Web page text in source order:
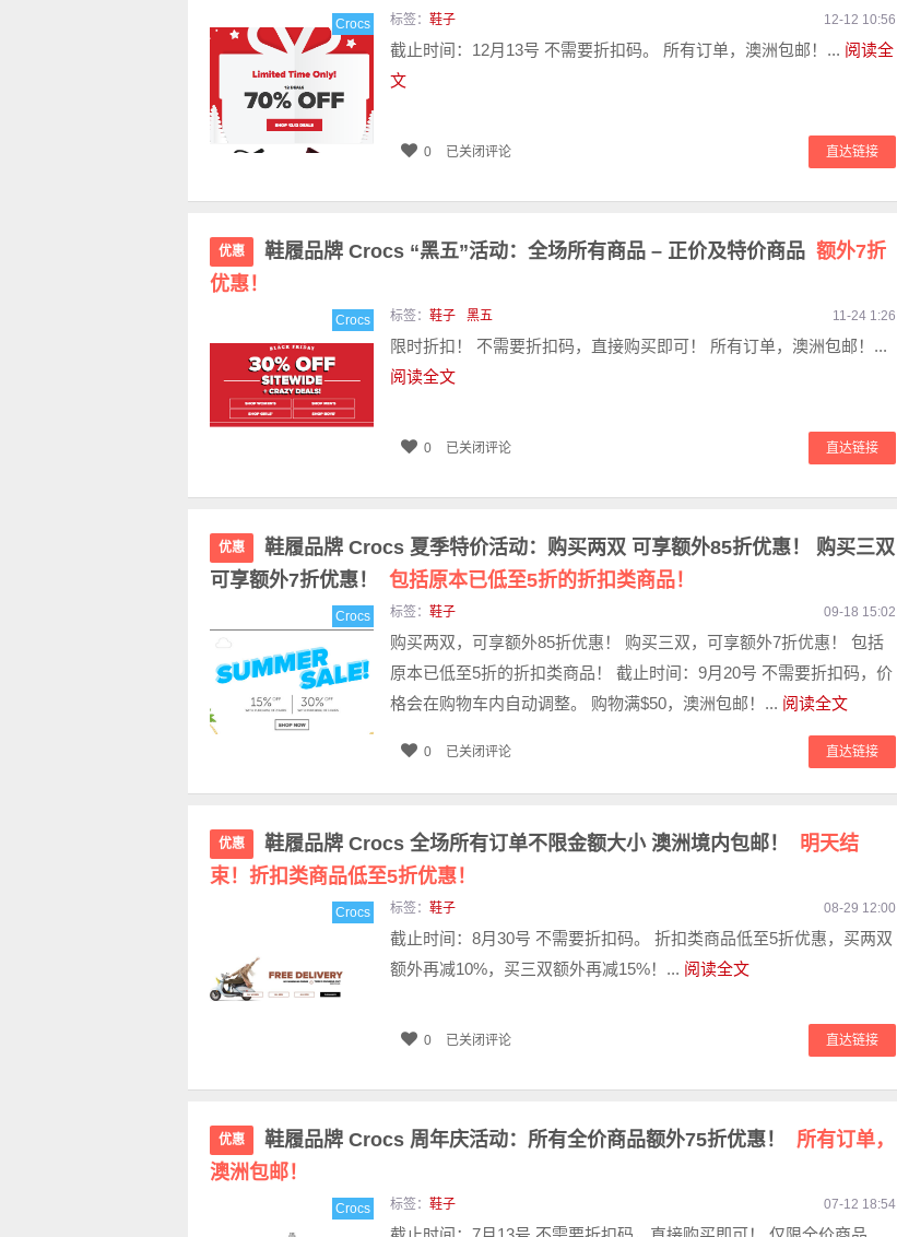
Crocs 标签： 鞋子 12-12 10:56
截止时间：12月13号 不需要折扣码。 所有订单，澳洲包邮！... 阅读全
文
直达链接
0 已关闭评论
优惠 鞋履品牌 Crocs “黑五”活动：全场所有商品 – 正价及特价商品 额外7折
优惠！
Crocs 标签： 鞋子 黑五 11-24 1:26
限时折扣！ 不需要折扣码，直接购买即可！ 所有订单，澳洲包邮！...
阅读全文
直达链接
0 已关闭评论
优惠
鞋履品牌 Crocs 夏季特价活动：购买两双 可享额外85折优惠！ 购买三双
可享额外7折优惠！
包括原本已低至5折的折扣类商品！
Crocs 标签： 鞋子 09-18 15:02
购买两双，可享额外85折优惠！ 购买三双，可享额外7折优惠！ 包括
原本已低至5折的折扣类商品！ 截止时间：9月20号 不需要折扣码，价
格会在购物车内自动调整。 购物满$50，澳洲包邮！... 阅读全文
直达链接
0 已关闭评论
优惠 鞋履品牌 Crocs 全场所有订单不限金额大小 澳洲境内包邮！
明天结
束！折扣类商品低至5折优惠！
Crocs 标签： 鞋子 08-29 12:00
截止时间：8月30号 不需要折扣码。 折扣类商品低至5折优惠，买两双
额外再减10%，买三双额外再减15%！... 阅读全文
直达链接
0 已关闭评论
优惠 鞋履品牌 Crocs 周年庆活动：所有全价商品额外75折优惠！
所有订单，
澳洲包邮！
Crocs 标签： 鞋子 07-12 18:54